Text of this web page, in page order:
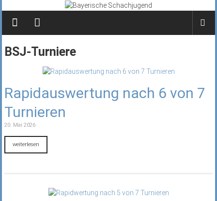
springen
BSJ-Turniere
Rapidauswertung nach 6 von 7
Turnieren
20. Mai 2026
weiterlesen